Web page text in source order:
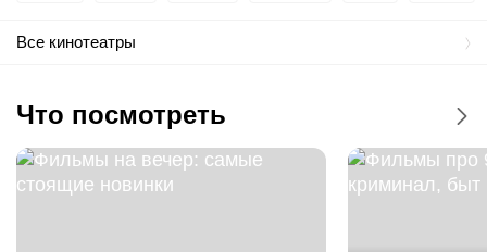
Kinopark 5 Atakent
Все кинотеатры
Что посмотреть